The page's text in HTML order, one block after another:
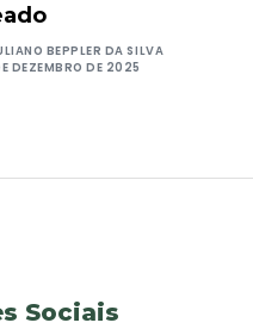
BEPPLER DA SILVA
DEZEMBRO DE 2025
Sociais